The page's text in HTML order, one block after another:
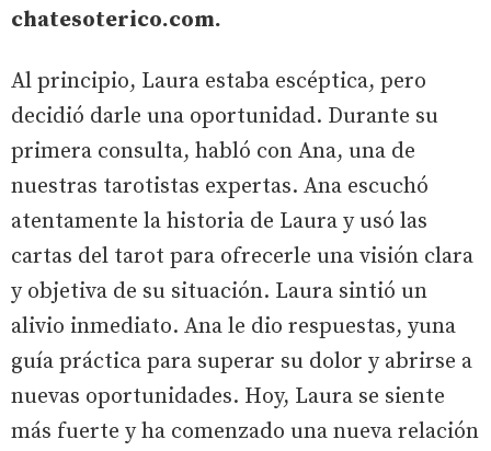
chatesoterico.com.
Al principio, Laura estaba escéptica, pero
decidió darle una oportunidad. Durante su
primera consulta, habló con Ana, una de
nuestras tarotistas expertas. Ana escuchó
atentamente la historia de Laura y usó las
cartas del tarot para ofrecerle una visión clara
y objetiva de su situación. Laura sintió un
alivio inmediato. Ana le dio respuestas, yuna
guía práctica para superar su dolor y abrirse a
nuevas oportunidades. Hoy, Laura se siente
más fuerte y ha comenzado una nueva relación